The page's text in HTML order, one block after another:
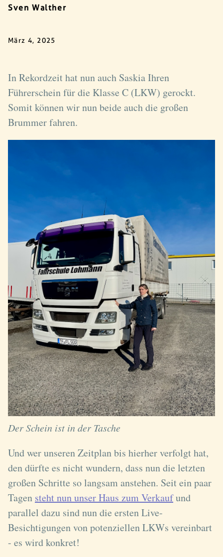
Sven Walther
März 4, 2025
In Rekordzeit hat nun auch Saskia Ihren
Führerschein für die Klasse C (LKW) gerockt.
Somit können wir nun beide auch die großen
Brummer fahren.
Der Schein ist in der Tasche
Und wer unseren Zeitplan bis hierher verfolgt hat,
den dürfte es nicht wundern, dass nun die letzten
großen Schritte so langsam anstehen. Seit ein paar
Tagen steht nun unser Haus zum Verkaufund
parallel dazu sind nun die ersten Live-
Besichtigungen von potenziellen LKWs vereinbart
- es wird konkret!